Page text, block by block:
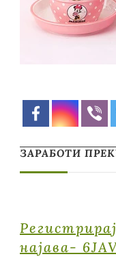
ЗАРАБОТИ
најава-